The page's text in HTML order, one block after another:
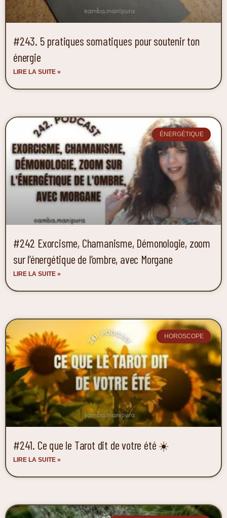
#243. 5 pratiques somatiques pour soutenir ton
énergie
LIRE LA SUITE »
ÉNERGÉTIQUE
#242 Exorcisme, Chamanisme, Démonologie, zoom
sur l’énergétique de l’ombre, avec Morgane
LIRE LA SUITE »
HOROSCOPE
#241. Ce que le Tarot dit de votre été ☀️
LIRE LA SUITE »